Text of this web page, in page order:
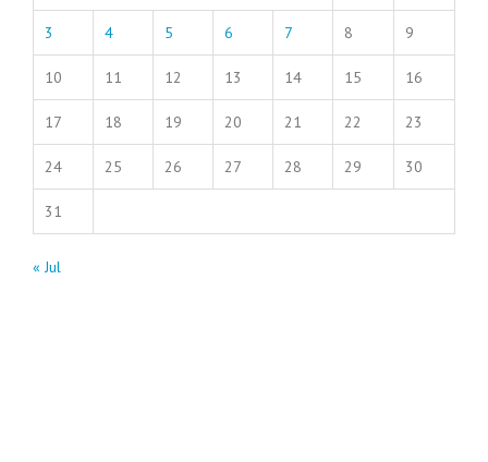
3 4 5 6 7 8 9
10 11 12 13 14 15 16
17 18 19 20 21 22 23
24 25 26 27 28 29 30
31
« Jul